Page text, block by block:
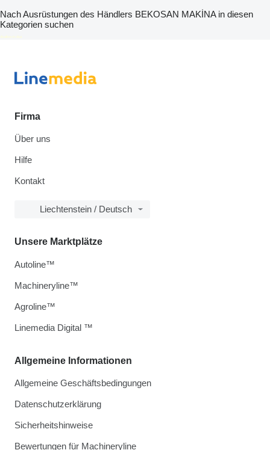
Nach Ausrüstungen des Händlers BEKOSAN MAKİNA in diesen
Kategorien suchen
disallow-in-dsa
Firma
Über uns
Hilfe
Kontakt
Liechtenstein / Deutsch
Allgemeine Informationen
Allgemeine Geschäftsbedingungen
Datenschutzerklärung
Sicherheitshinweise
Bewertungen für Machineryline
Unsere Marktplätze
Autoline™
Machineryline™
Agroline™
Linemedia Digital ™